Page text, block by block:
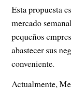
Esta propuesta
mercado
pequeños
abastecer sus
conveniente.
Actualmente,